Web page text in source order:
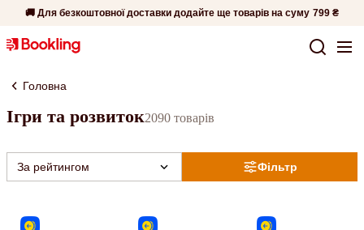
🚚 Для безкоштовної доставки додайте ще товарів на суму 799 ₴
Головна
Ігри та розвиток2090 товарів
Фільтр
За рейтингом